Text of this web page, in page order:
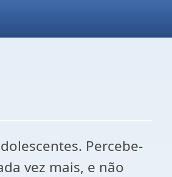
Percebe-
vez mais, e não